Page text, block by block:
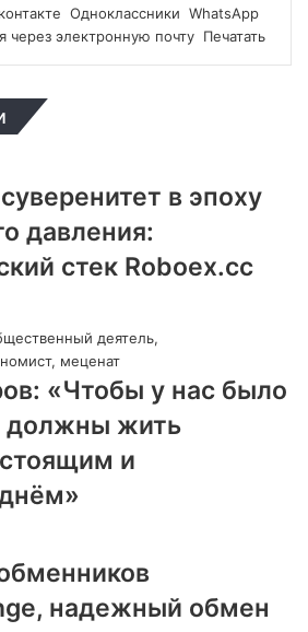
Одноклассники WhatsApp
через электронную почту Печатать
в эпоху
давления:
стек Roboex.cc
«Чтобы у нас было
жить
и
надежный обмен